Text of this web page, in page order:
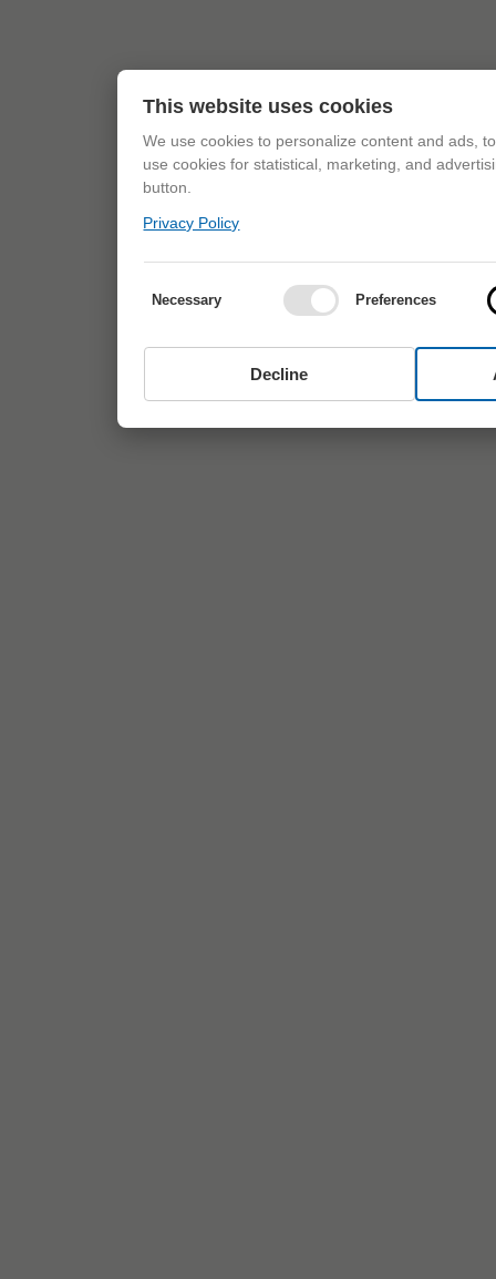
This website uses cookies
We use cookies to personalize content and ads,
use cookies for statistical, marketing, and
button.
Privacy Policy
Necessary Preferences
Decline